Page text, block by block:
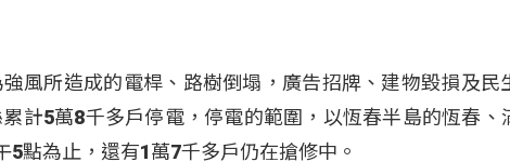
風所造成的電桿、路樹倒塌，廣告招牌、建物毀損及民
計5萬8千多戶停電，停電的範圍，以恆春半島的恆春、
5點為止，還有1萬7千多戶仍在搶修中。